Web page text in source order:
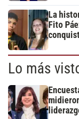
La
Fito
Lo más